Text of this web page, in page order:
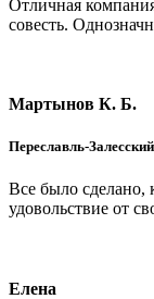
Отличная
совесть.
Мартынов К. Б.
Переславль-Залесский
Все было сделано,
удовольствие от
Елена